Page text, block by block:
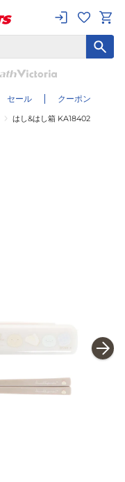
セール クーポン
はし&はし箱 KA18402